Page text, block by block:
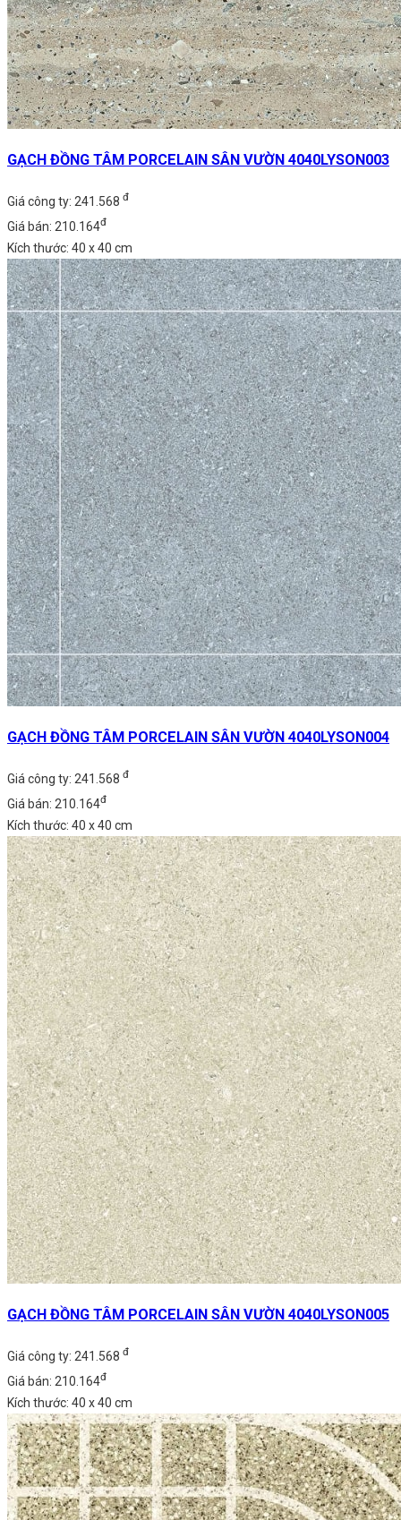
GẠCH ĐỒNG TÂM PORCELAIN SÂN VƯỜN 4040LYSON003
Giá công ty: 241.568 đ
Giá bán: 210.164đ
Kích thước: 40 x 40 cm
GẠCH ĐỒNG TÂM PORCELAIN SÂN VƯỜN 4040LYSON004
Giá công ty: 241.568 đ
Giá bán: 210.164đ
Kích thước: 40 x 40 cm
GẠCH ĐỒNG TÂM PORCELAIN SÂN VƯỜN 4040LYSON005
Giá công ty: 241.568 đ
Giá bán: 210.164đ
Kích thước: 40 x 40 cm